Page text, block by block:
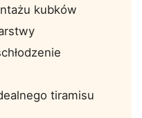
kubków
tiramisu